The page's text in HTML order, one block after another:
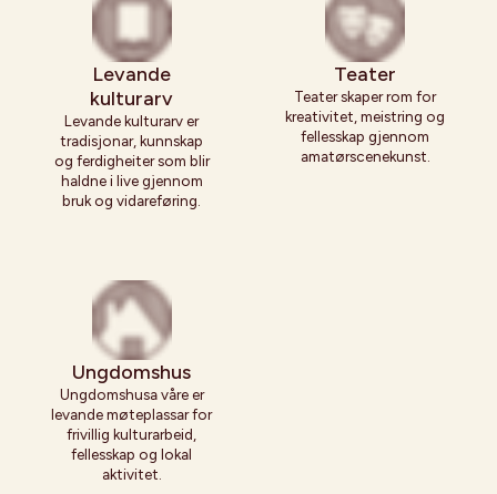
Levande
kulturarv
Levande kulturarv er
tradisjonar, kunnskap
og ferdigheiter som blir
haldne i live gjennom
bruk og vidareføring.
Teater
Teater skaper rom for
kreativitet, meistring og
fellesskap gjennom
amatørscenekunst.
Ungdomshus
Ungdomshusa våre er
levande møteplassar for
frivillig kulturarbeid,
fellesskap og lokal
aktivitet.